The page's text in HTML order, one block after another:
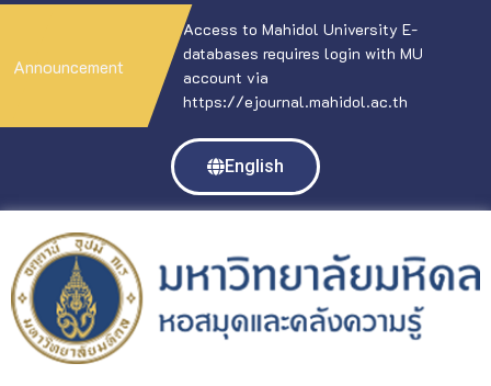
Announcement
Access to Mahidol University E-
databases requires login with MU
account via
https://ejournal.mahidol.ac.th
English